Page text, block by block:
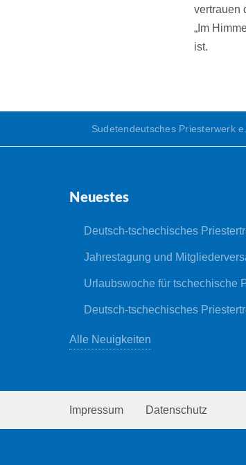
vertrauen
„Im
ist.
Sudetendeutsches Priesterwerk
Neuestes
Deutsch-tschechisches Priestertreffen
Jahrestagung und
Urlaubswoche für tschechische
Deutsch-tschechisches
Alle Neuigkeiten
Impressum Datenschutz